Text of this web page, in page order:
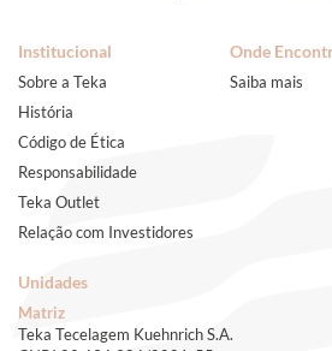
Institucional
Sobre a Teka
História
Código de Ética
Responsabilidade
Teka Outlet
Relação com Investidores
Onde
Saiba mais
Unidades
Matriz
Teka Tecelagem Kuehnrich S.A.